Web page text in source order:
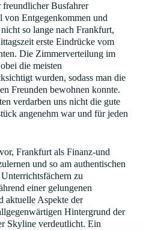
Busfahrer
von Entgegenkommen und
so lange nach Frankfurt,
erste Eindrücke vom
Die Zimmerverteilung im
die meisten
wurden, sodass man die
Freunden bewohnen konnte.
verdarben uns nicht die gute
angenehm war und für jeden
Frankfurt als Finanz-und
und so am authentischen
zu
einer gelungenen
aktuelle Aspekte der
Hintergrund der
Skyline verdeutlicht. Ein